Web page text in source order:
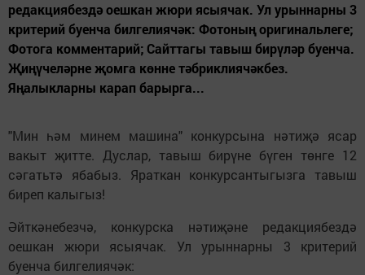
редакциябездә оешкан жюри ясыячак. Ул урыннарны 3
критерий буенча билгелиячәк: Фотоның оригинальлеге;
Фотога комментарий; Сайттагы тавыш бирүләр буенча.
Җиңүчеләрне җомга көнне тәбриклиячәкбез.
Яңалыкларны карап барырга...
"Мин һәм минем машина" конкурсына нәтиҗә ясар
вакыт җитте. Дуслар, тавыш бирүне бүген төнге 12
сәгатьтә ябабыз. Яраткан конкурсантыгызга тавыш
биреп калыгыз!
Әйткәнебезчә, конкурска нәтиҗәне редакциябездә
оешкан жюри ясыячак. Ул урыннарны 3 критерий
буенча билгелиячәк: